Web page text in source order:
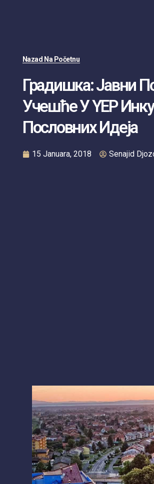
Nazad Na Početnu
Градишка: Јавни
Учешће У YEP
Пословних Идеја
15 Januara, 2018 Senajid